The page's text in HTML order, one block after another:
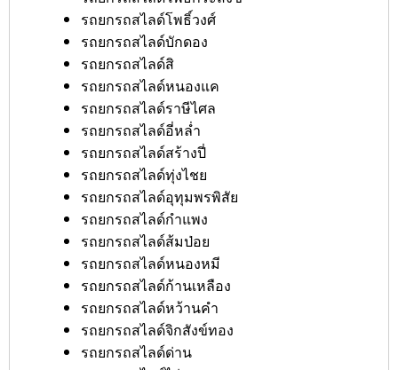
รถยกรถสไลด์โพธิ์วงศ์
รถยกรถสไลด์บักดอง
รถยกรถสไลด์สิ
รถยกรถสไลด์หนองแค
รถยกรถสไลด์ราษีไศล
รถยกรถสไลด์อี่หล่ำ
รถยกรถสไลด์สร้างปี่
รถยกรถสไลด์ทุ่งไชย
รถยกรถสไลด์อุทุมพรพิสัย
รถยกรถสไลด์กำแพง
รถยกรถสไลด์ส้มป่อย
รถยกรถสไลด์หนองหมี
รถยกรถสไลด์ก้านเหลือง
รถยกรถสไลด์หว้านคำ
รถยกรถสไลด์จิกสังข์ทอง
รถยกรถสไลด์ด่าน